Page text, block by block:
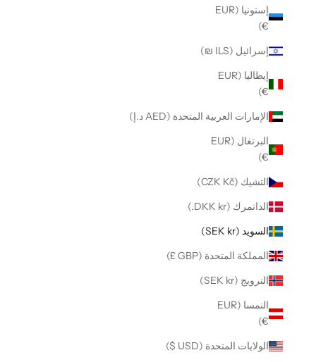
إستونيا (EUR
€)
إسرائيل (ILS ₪)
إيطاليا (EUR
€)
الإمارات العربية المتحدة (AED د.إ)
البرتغال (EUR
€)
التشيك (CZK Kč)
الدانمرك (DKK kr.)
السويد (SEK kr)
المملكة المتحدة (GBP £)
النرويج (SEK kr)
النمسا (EUR
€)
الولايات المتحدة (USD $)